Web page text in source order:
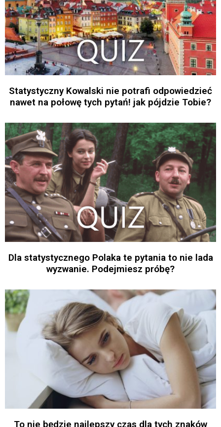
Statystyczny Kowalski nie potrafi odpowiedzieć
nawet na połowę tych pytań! jak pójdzie Tobie?
Dla statystycznego Polaka te pytania to nie lada
wyzwanie. Podejmiesz próbę?
To nie będzie najlepszy czas dla tych znaków